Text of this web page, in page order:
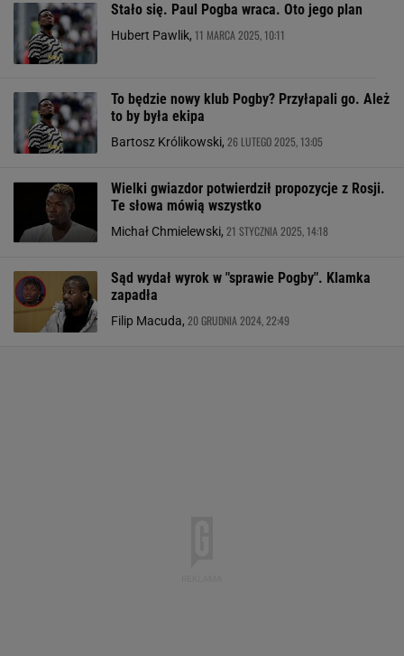
Stało się. Paul Pogba wraca. Oto jego plan
Hubert Pawlik, 11 MARCA 2025, 10:11
To będzie nowy klub Pogby? Przyłapali go. Ależ
to by była ekipa
Bartosz Królikowski, 26 LUTEGO 2025, 13:05
Wielki gwiazdor potwierdził propozycje z Rosji.
Te słowa mówią wszystko
Michał Chmielewski, 21 STYCZNIA 2025, 14:18
Sąd wydał wyrok w "sprawie Pogby". Klamka
zapadła
Filip Macuda, 20 GRUDNIA 2024, 22:49